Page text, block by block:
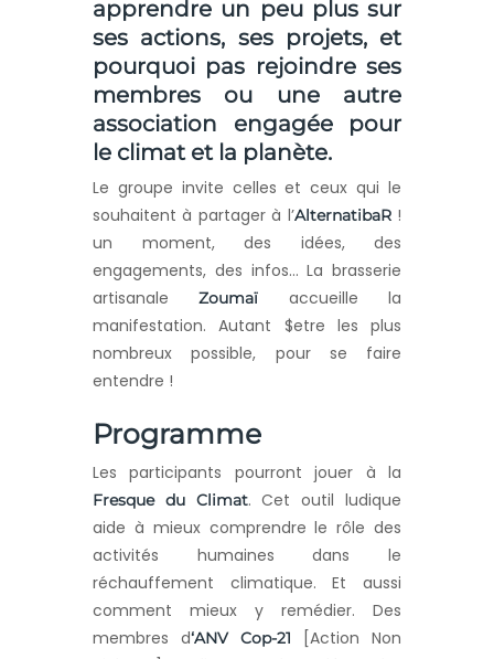
apprendre un peu plus sur
ses actions, ses projets, et
pourquoi pas rejoindre ses
membres ou une autre
association engagée pour
le climat et la planète.
Le groupe invite celles et ceux qui le
souhaitent à partager à l’AlternatibaR!
un moment, des idées, des
engagements, des infos… La brasserie
artisanaleZoumaï accueille la
manifestation. Autant $etre les plus
nombreux possible, pour se faire
entendre !
Programme
Les participants pourront jouer à la
Fresque du Climat. Cet outil ludique
aide à mieux comprendre le rôle des
activités humaines dans le
réchauffement climatique. Et aussi
comment mieux y remédier. Des
membres d‘ANV Cop-21
[Action Non